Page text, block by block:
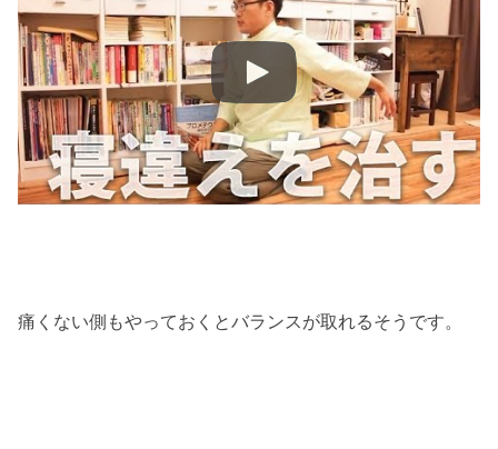
痛くない側もやっておくとバランスが取れるそうです。